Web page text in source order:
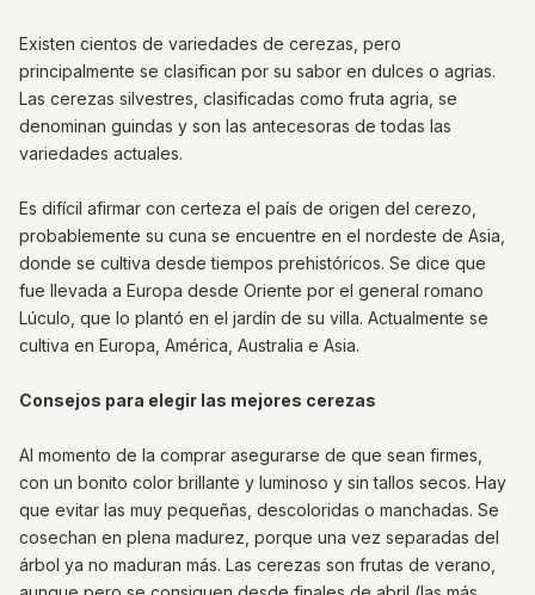
Existen cientos de variedades de cerezas, pero
principalmente se clasifican por su sabor en dulces o agrias.
Las cerezas silvestres, clasificadas como fruta agria, se
denominan guindas y son las antecesoras de todas las
variedades actuales.
Es difícil afirmar con certeza el país de origen del cerezo,
probablemente su cuna se encuentre en el nordeste de Asia,
donde se cultiva desde tiempos prehistóricos. Se dice que
fue llevada a Europa desde Oriente por el general romano
Lúculo, que lo plantó en el jardín de su villa. Actualmente se
cultiva en Europa, América, Australia e Asia.
Consejos para elegir las mejores cerezas
Al momento de la comprar asegurarse de que sean firmes,
con un bonito color brillante y luminoso y sin tallos secos. Hay
que evitar las muy pequeñas, descoloridas o manchadas. Se
cosechan en plena madurez, porque una vez separadas del
árbol ya no maduran más. Las cerezas son frutas de verano,